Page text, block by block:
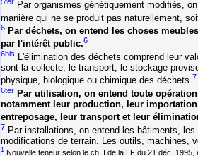
Par organismes génétiquement modifiés,
manière qui ne se produit pas naturellement,
6 Par déchets, on entend les choses
par l'intérêt public.6
6bis L'élimination des déchets comprend leur
sont la collecte, le transport, le stockage
physique, biologique ou chimique des déchets.7
6ter Par utilisation, on entend toute
notamment leur production, leur
entreposage, leur transport et leur
7 Par installations, on entend les bâtiments,
modifications de terrain. Les outils, machines,
1 Nouvelle teneur selon le ch. I de la LF du 21 déc. 1995,